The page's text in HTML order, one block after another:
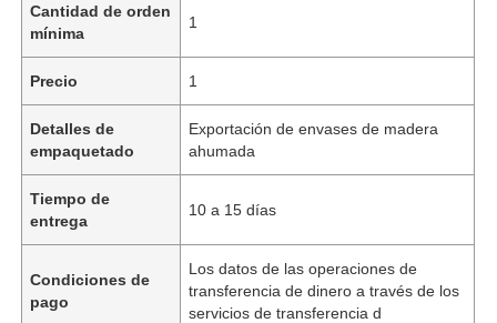
Cantidad de orden
mínima
1
Precio 1
Detalles de
empaquetado
Exportación de envases de madera
ahumada
Tiempo de
entrega
10 a 15 días
Condiciones de
pago
Los datos de las operaciones de
transferencia de dinero a través de los
servicios de transferencia d